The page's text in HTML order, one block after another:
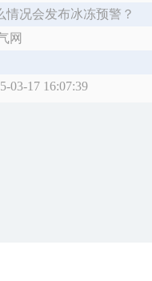
情况会发布冰冻预警？
网
03-17 16:07:39